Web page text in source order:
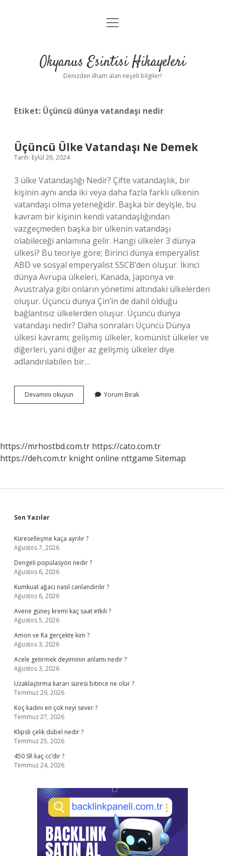
Anasayfa
Yasal Uyarı
menüyü
Okyanus Esintisi Hikayeleri
Denizden ilham alan neşeli bilgiler!
Etiket: Üçüncü dünya vatandaşı nedir
Üçüncü Ülke Vatandaşı Ne Demek
Tarih: Eylül 26, 2024
3 ülke Vatandaşlığı Nedir? Çifte vatandaşlık, bir
kişinin aynı anda iki veya daha fazla farklı ülkenin
vatandaşı olma yeteneğidir. Başka bir deyişle, bu
kavram bir kişinin kendi vatandaşlığından
vazgeçmeden başka bir ülkenin vatandaşı
olabileceği anlamına gelir. Hangi ülkeler 3 dünya
ülkesi? Bu teoriye göre; Birinci dünya emperyalist
ABD ve sosyal emperyalist SSCB’den oluşur. İkinci
dünya Avrupa ülkeleri, Kanada, Japonya ve
Avustralya gibi onların yönetimi altındaki ülkelerden
oluşur. Üçüncü dünya Çin’in de dahil olduğu
bağlantısız ülkelerden oluşur. Üçüncü dünya
vatandaşı nedir? Daha sonraları Üçüncü Dünya
ülkesi kavramı; gelişmiş ülkeler, komünist ülkeler ve
diğerleri, yani diğer az gelişmiş ülkeler diye
adlandırılabilen bir…
Devamını okuyun
Ülke
Yorum Bırak
https://mrhostbd.com.tr https://cato.com.tr
https://deh.com.tr knight online nttgame Sitemap
Sidebar
Son Yazılar
Küreselleşme kaça ayrılır ?
Ağustos 7, 2026
Dengeli popülasyon nedir ?
Ağustos 6, 2026
Kumkuat ağacı nasıl canlandırılır ?
Ağustos 6, 2026
Avene güneş kremi kaç saat etkili ?
Ağustos 5, 2026
Amon ve Ra gerçekte kim ?
Ağustos 3, 2026
Acele getirmek deyiminin anlamı nedir ?
Ağustos 3, 2026
Uzaklaştırma kararı süresi bitince ne olur ?
Temmuz 29, 2026
Koç kadını en çok neyi sever ?
Temmuz 27, 2026
Klipsli çelik dübel nedir ?
Temmuz 25, 2026
450 SR kaç cc’dir ?
Temmuz 24, 2026